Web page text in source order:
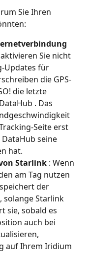
Sie Ihren
Sie nicht
Updates für
die GPS-
die letzte
. Das
Seite erst
seine
hat.
Starlink : Wenn
am Tag nutzen
der
solange Starlink
sie, sobald es
auch bei
auf Ihrem Iridium